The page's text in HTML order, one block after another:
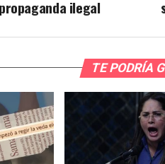
ilegal
TE PODRÍA